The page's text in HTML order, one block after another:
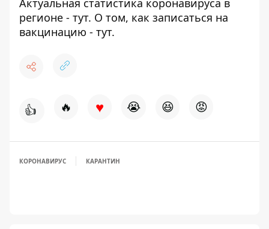
Актуальная статистика коронавируса в
регионе - тут. О том, как записаться на
вакцинацию - тут.
👍 🔥 ♥ 😭 😆 😡
КОРОНАВИРУС КАРАНТИН